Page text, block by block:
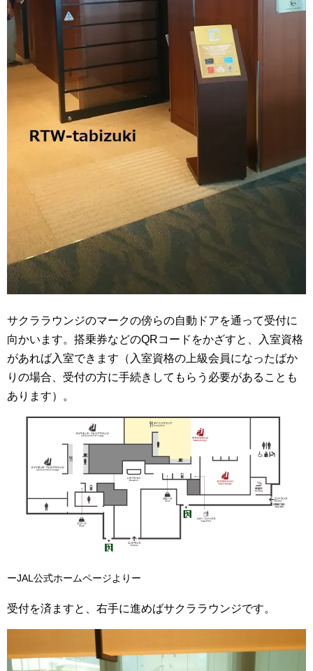
サクララウンジのマークの傍らの自動ドアを通って受付に
向かいます。搭乗券などのQRコードをかざすと、入室資格
があれば入室できます（入室資格の上級会員になったばか
りの場合、受付の方に手続きしてもらう必要があることも
あります）。
ーJAL公式ホームページよりー
受付を済ますと、右手に進めばサクララウンジです。